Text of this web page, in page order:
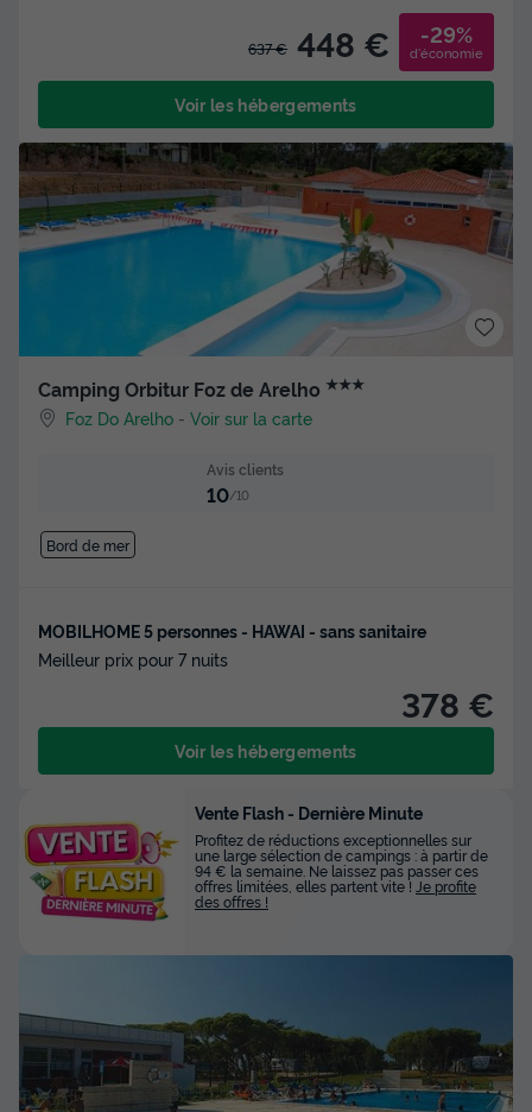
637 € 448 € -29%
d'économie
Voir les hébergements
Camping Orbitur Foz de Arelho ★★★
Foz Do Arelho -Voir sur la carte
Avis clients
10/10
Bord de mer
MOBILHOME 5 personnes - HAWAI - sans sanitaire
Meilleur prix pour 7 nuits
378 €
Voir les hébergements
Vente Flash - Dernière Minute
Profitez de réductions exceptionnelles sur
une large sélection de campings : à partir de
94 € la semaine. Ne laissez pas passer ces
offres limitées, elles partent vite ! Je profite
des offres !